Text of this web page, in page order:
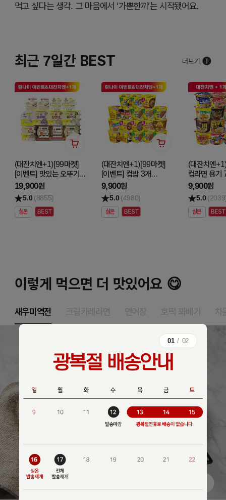
먹고 싶다는 생각. 그 마음에서 ‘가뿐한끼’는 시작됐어요.
최근 7일간 BEST
1
(대잔치엔+1)[99마켓]
[이벤트] 맛있는 오뚜기밥
최대 4입 5개 골라담기
19,900원
5.0 (8855)
실온
2
(대잔치엔+1)[99마켓]
[이벤트] 컵밥 3개
골라담기
9,900원
5.0 (4980)
실온
3
(대잔치엔
컵라면 용기
골라담기
9,900원
5.0
실온
이렇게 먹으면 더 맛있어요 😋
새우미역전
01 / 02